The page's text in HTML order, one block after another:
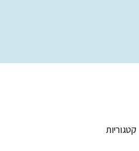
קטגוריות